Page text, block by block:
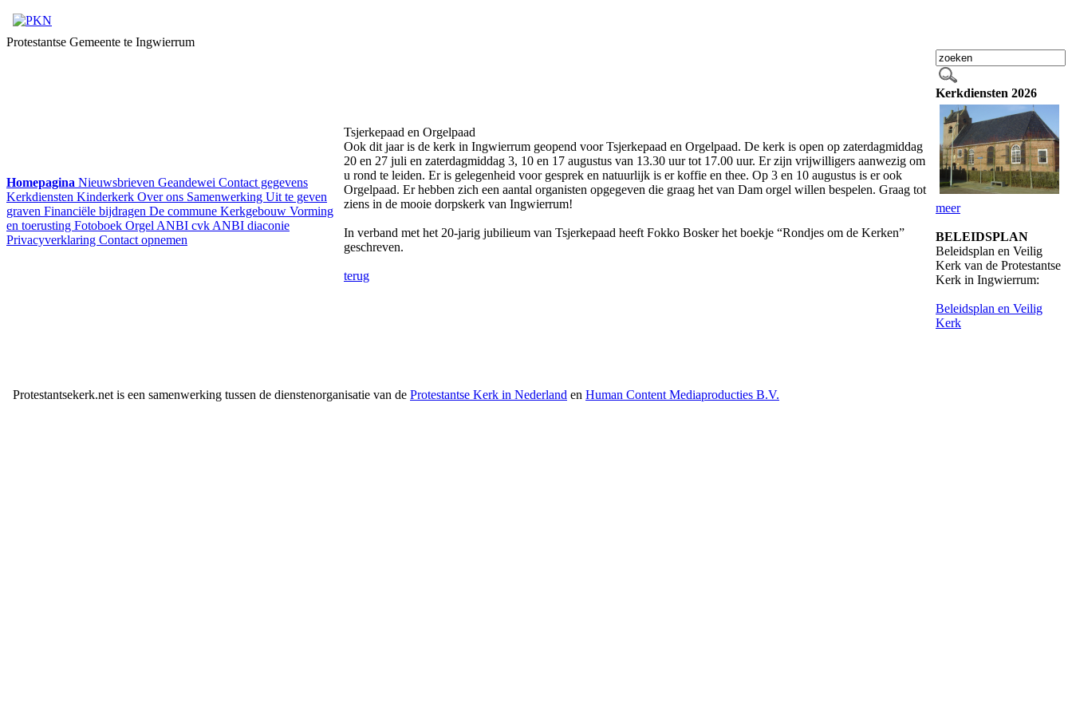
Protestantse Gemeente te Ingwierrum
Homepagina Nieuwsbrieven Geandewei Contact gegevens
Kerkdiensten Kinderkerk Over ons Samenwerking Uit te geven
graven Financiële bijdragen De commune Kerkgebouw Vorming
en toerusting Fotoboek Orgel ANBI cvk ANBI diaconie
Privacyverklaring Contact opnemen
Tsjerkepaad en Orgelpaad
Ook dit jaar is de kerk in Ingwierrum geopend voor Tsjerkepaad en Orgelpaad. De kerk is open op zaterdagmiddag
20 en 27 juli en zaterdagmiddag 3, 10 en 17 augustus van 13.30 uur tot 17.00 uur. Er zijn vrijwilligers aanwezig om
u rond te leiden. Er is gelegenheid voor gesprek en natuurlijk is er koffie en thee. Op 3 en 10 augustus is er ook
Orgelpaad. Er hebben zich een aantal organisten opgegeven die graag het van Dam orgel willen bespelen. Graag tot
ziens in de mooie dorpskerk van Ingwierrum!
In verband met het 20-jarig jubilieum van Tsjerkepaad heeft Fokko Bosker het boekje “Rondjes om de Kerken”
geschreven.
terug
Kerkdiensten 2026
meer
BELEIDSPLAN
Beleidsplan en Veilig
Kerk van de Protestantse
Kerk in Ingwierrum:
Beleidsplan en Veilig
Kerk
Protestantsekerk.net is een samenwerking tussen de dienstenorganisatie van de Protestantse Kerk in Nederland en Human Content Mediaproducties B.V.